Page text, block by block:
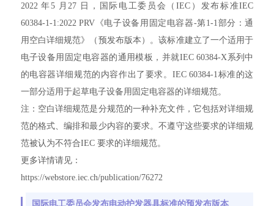
2022 年5 月27 日，国际电工委员会（IEC）发布标准IEC
60384-1-1:2022 PRV《电子设备用固定电容器-第1-1部分：通
用空白详细规范》（预发布版本）。该标准建立了一个适用于
电子设备用固定电容器的通用模板，并就IEC 60384-X系列中
的电容器详细规范的内容作出了要求。IEC 60384-1标准的这
一部分适用于起草电子设备用固定电容器的详细规范。
注：空白详细规范是分规范的一种补充文件，它包括对详细规
范的格式、编排和最少内容的要求。不遵守这些要求的详细规
范被认为不符合IEC 要求的详细规范。
更多详情请见：
https://webstore.iec.ch/publication/76272
国际电工委员会发布电动护发器具标准的预发布版本